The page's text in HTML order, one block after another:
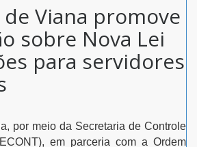
Viana promove
sobre Nova Lei
para servidores
por meio da Secretaria de Controle
em parceria com a Ordem